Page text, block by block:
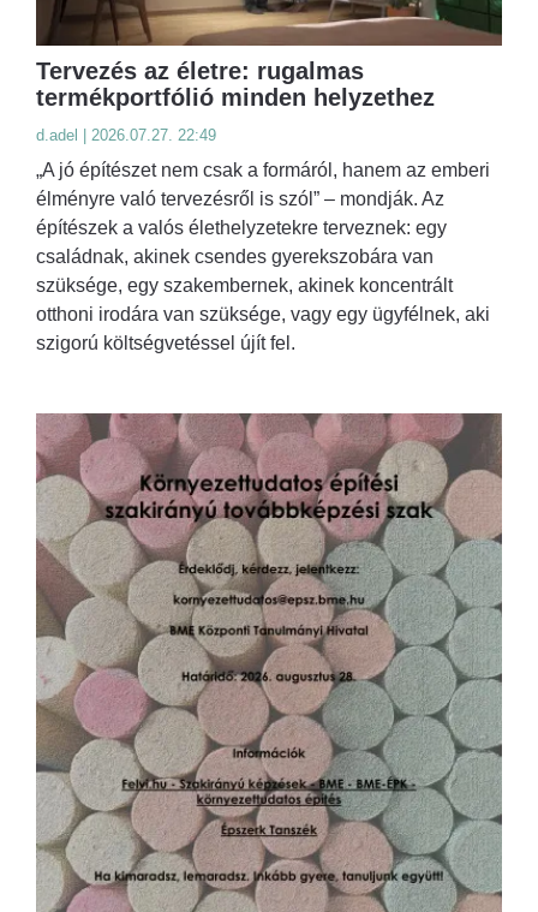
Tervezés az életre: rugalmas
termékportfólió minden helyzethez
d.adel | 2026.07.27. 22:49
„A jó építészet nem csak a formáról, hanem az emberi
élményre való tervezésről is szól” – mondják. Az
építészek a valós élethelyzetekre terveznek: egy
családnak, akinek csendes gyerekszobára van
szüksége, egy szakembernek, akinek koncentrált
otthoni irodára van szüksége, vagy egy ügyfélnek, aki
szigorú költségvetéssel újít fel.